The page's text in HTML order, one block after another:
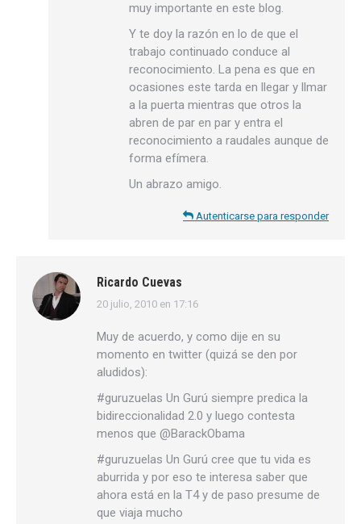
muy importante en este blog.
Y te doy la razón en lo de que el
trabajo continuado conduce al
reconocimiento. La pena es que en
ocasiones este tarda en llegar y llmar
a la puerta mientras que otros la
abren de par en par y entra el
reconocimiento a raudales aunque de
forma efímera.
Un abrazo amigo.
Autenticarse para responder
Ricardo Cuevas
dice:
20 julio, 2010 en 17:16
Muy de acuerdo, y como dije en su
momento en twitter (quizá se den por
aludidos):
#guruzuelas Un Gurú siempre predica la
bidireccionalidad 2.0 y luego contesta
menos que @BarackObama
#guruzuelas Un Gurú cree que tu vida es
aburrida y por eso te interesa saber que
ahora está en la T4 y de paso presume de
que viaja mucho